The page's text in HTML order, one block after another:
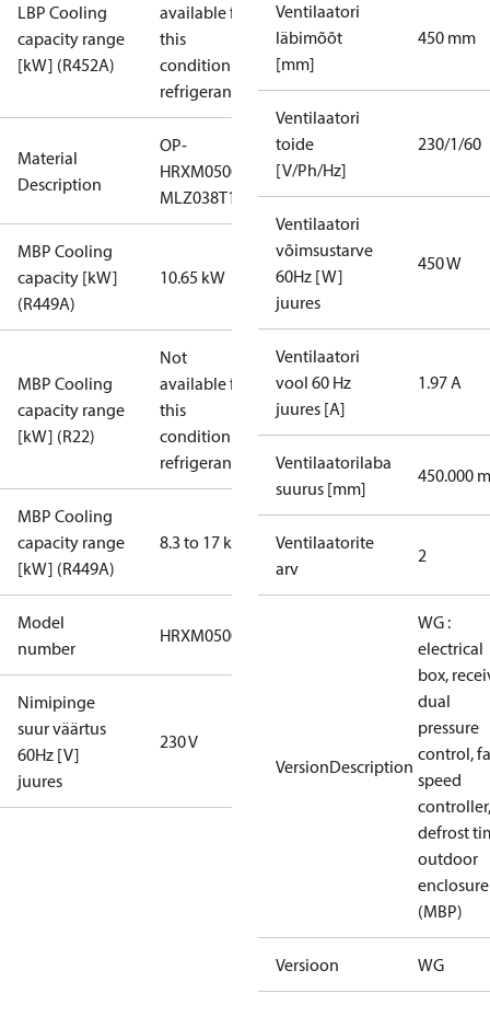
LBP Cooling
capacity range
[kW] (R452A)
available for
this
condition /
refrigerant
Material
Description
OP-
HRXM0500UWG000N
MLZ038T1LQ9A
MBP Cooling
capacity [kW]
(R449A)
10.65 kW
MBP Cooling
capacity range
[kW] (R22)
Not
available for
this
condition /
refrigerant
MBP Cooling
capacity range
[kW] (R449A)
8.3 to 17 kW
Model
number
HRXM0500UWG000N
Nimipinge
suur väärtus
60Hz [V]
juures
230 V
Ventilaatori
läbimõõt
[mm]
450 mm
Ventilaatori
toide
[V/Ph/Hz]
230/1/60
Ventilaatori
võimsustarve
60Hz [W]
juures
450 W
Ventilaatori
vool 60 Hz
juures [A]
1.97 A
Ventilaatorilaba
suurus [mm]
450.000
Ventilaatorite
arv
2
VersionDescription
WG :
electrical
box,
dual
pressure
control,
speed
controller,
defrost
outdoor
enclosure
(MBP)
Versioon WG